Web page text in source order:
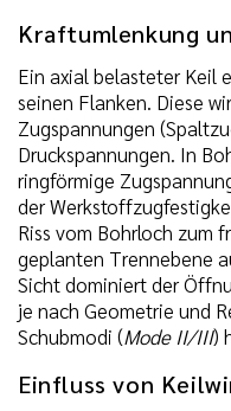
Kraftumlenkung
Ein axial belasteter Keil
seinen Flanken. Diese
Zugspannungen
Druckspannungen. In
ringförmige
der
Riss vom Bohrloch zum
geplanten Trennebene
Sicht dominiert der
je nach Geometrie und
Schubmodi (Mode II/III)
Einfluss von